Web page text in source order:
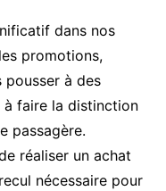
dans nos
promotions,
pousser à des
à faire la distinction
passagère.
réaliser un achat
nécessaire pour